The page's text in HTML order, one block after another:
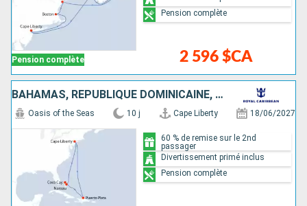
Pension complète 2 596 $CA
Pension complète
BAHAMAS, RÉPUBLIQUE DOMINICAINE, ÉTATS-UNIS
Oasis of the Seas 10 j Cape Liberty 18/06/2027
60 % de remise sur le 2nd
passager
Divertissement primé inclus
Pension complète